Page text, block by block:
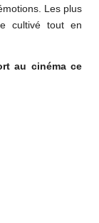
Les plus
cultivé tout en
au cinéma ce